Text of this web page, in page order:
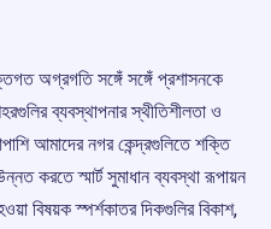
অগ্রগতি সঙ্গেঁ সঙ্গেঁ প্রশাসনকে
ব্যবস্থাপনার স্থীতিশীলতা ও
আমাদের নগর কেন্দ্রগুলিতে শক্তি
করতে স্মার্ট সুমাধান ব্যবস্থা রূপায়ন
বিষয়ক স্পর্শকাতর দিকগুলির বিকাশ,